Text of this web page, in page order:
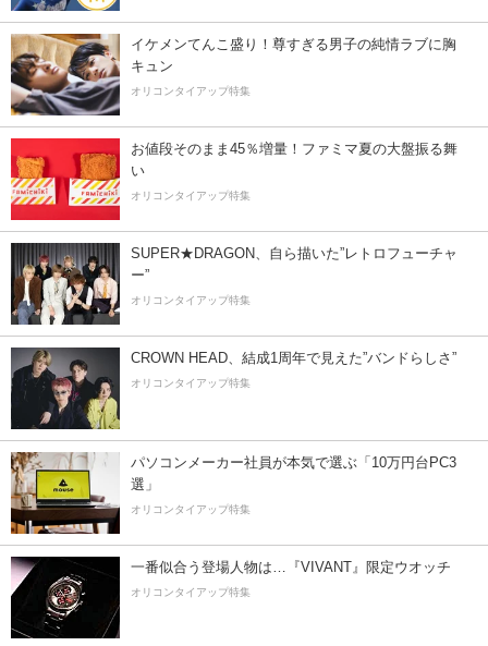
イケメンてんこ盛り！尊すぎる男子の純情ラブに胸
キュン
オリコンタイアップ特集
お値段そのまま45％増量！ファミマ夏の大盤振る舞
い
オリコンタイアップ特集
SUPER★DRAGON、自ら描いた”レトロフューチャ
ー”
オリコンタイアップ特集
CROWN HEAD、結成1周年で見えた”バンドらしさ”
オリコンタイアップ特集
パソコンメーカー社員が本気で選ぶ「10万円台PC3
選」
オリコンタイアップ特集
一番似合う登場人物は…『VIVANT』限定ウオッチ
オリコンタイアップ特集